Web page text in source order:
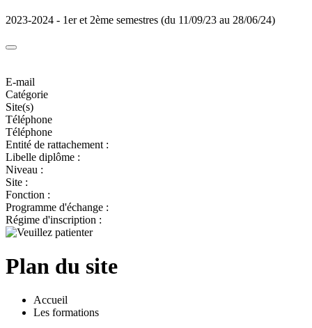
2023-2024 - 1er et 2ème semestres (du 11/09/23 au 28/06/24)
E-mail
Catégorie
Site(s)
Téléphone
Téléphone
Entité de rattachement :
Libelle diplôme :
Niveau :
Site :
Fonction :
Programme d'échange :
Régime d'inscription :
Plan du site
Accueil
Les formations